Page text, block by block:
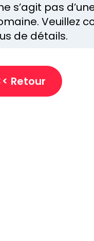
s’agit pas
Veuillez
de détails.
Retour